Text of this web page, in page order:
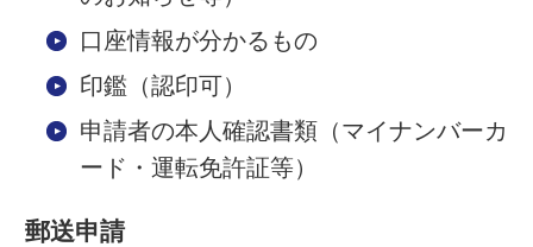
口座情報が分かるもの
印鑑（認印可）
申請者の本人確認書類（マイナンバーカ
ード・運転免許証等）
郵送申請